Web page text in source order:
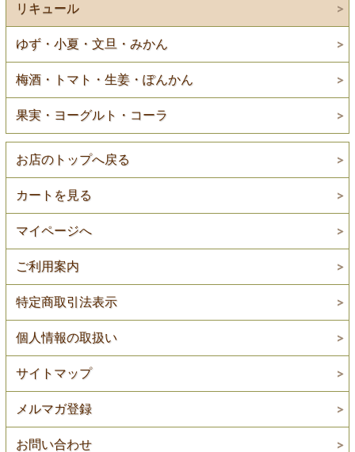
リキュール
ゆず・小夏・文旦・みかん
梅酒・トマト・生姜・ぽんかん
果実・ヨーグルト・コーラ
お店のトップへ戻る
カートを見る
マイページへ
ご利用案内
特定商取引法表示
個人情報の取扱い
サイトマップ
メルマガ登録
お問い合わせ